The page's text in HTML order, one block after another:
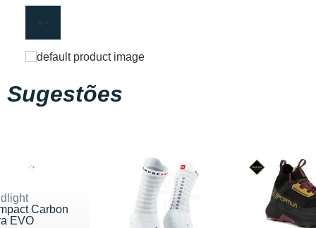
Sugestões
Carbon
EVO